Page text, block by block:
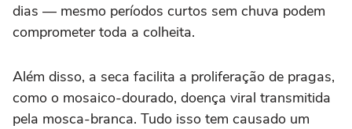
dias — mesmo períodos curtos sem chuva podem
comprometer toda a colheita.
Além disso, a seca facilita a proliferação de pragas,
como o mosaico-dourado, doença viral transmitida
pela mosca-branca. Tudo isso tem causado um